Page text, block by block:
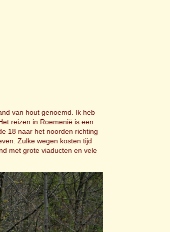
van hout genoemd. Ik heb
reizen in Roemenië is een
18 naar het noorden richting
Zulke wegen kosten tijd
met grote viaducten en vele